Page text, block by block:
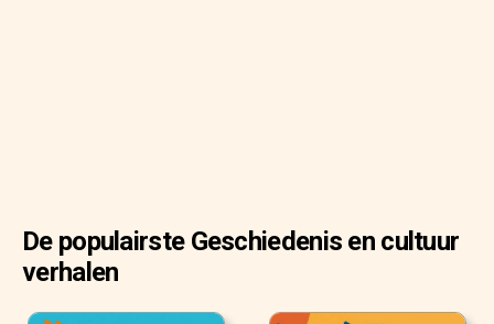
De populairste Geschiedenis en cultuur
verhalen